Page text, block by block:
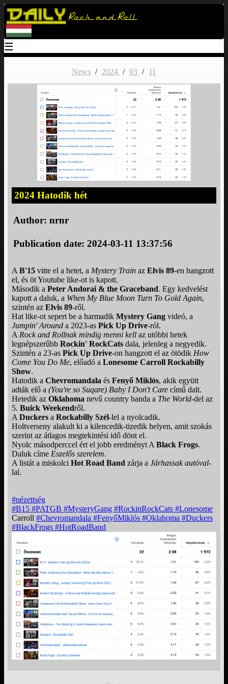
Daily Rock and Roll
☰
News / 2024 / 03 / 11
2024 Hatodik hét
Author:nrnr
Publication date: 2024-03-11 13:37:56
AB'15 vitte el a hetet, a Mystery Train azElvis 89-en hangzott
el, és öt Youtube like-ot is kapott.
Második aPeter Andorai & the Graceband. Egy kedvelést
kapott a daluk, a When My Blue Moon Turn To Gold Again,
szintén azElvis 89-ről.
Hat like-ot sepert be a harmadikMystery Gang videó, a
Jumpin' Around a 2023-asPick Up Drive-ról.
A Rock and Rollnak mindig menni kell az utóbbi hetek
legnépszerűbbRockin' RockCats dala, jelenleg a negyedik.
Szintén a 23-asPick Up Drive-on hangzott el az ötödik How
Come You Do Me, előadó aLonesome Carroll Rockabilly
Show.
Hatodik aChevromandala ésFenyő Miklós, akik együtt
adták elő a(You're so Suqare) Baby I Don't Care című dalt.
Hetedik azOklahoma nevű country banda a The World-del az
5.Buick Weekendről.
ADuckers aRockabilly Szél-lel a nyolcadik.
Holtverseny alakult ki a kilencedik-tizedik helyen, amit szokás
szerint az átlagos megtekintési idő dönt el.
Nyolc másodperccel ért el jobb eredményt ABlack Frogs.
Daluk címe Eszelős szerelem.
A listát a miskolciHot Road Band zárja aJárhassak autóval-
lal.
#nézettség
#B15#PATGB#MysteryGang#RockinRockCats#Lonesome
Carroll#Chevromandala#FenyőMiklós#Oklahoma#Duckers
#BlackFrogs#HotRoadBand